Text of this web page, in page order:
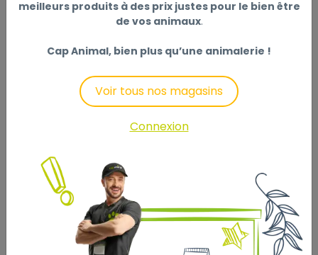
Ce produit n'est disponible qu'en Click & Collect.
Friandises cœurs Mercies pour chiens
Composition:
Céréales et sous-produits végétaux, glycerine, viande
et sous-produits animaux, propylène glycol, huiles et
meilleurs produits à des prix justes pour le bien être
de vos animaux.
Cap Animal, bien plus qu’une animalerie !
Voir tous nos magasins
Connexion